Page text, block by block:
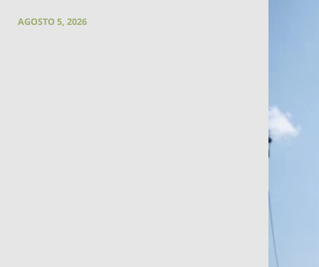
AGOSTO 5, 2026